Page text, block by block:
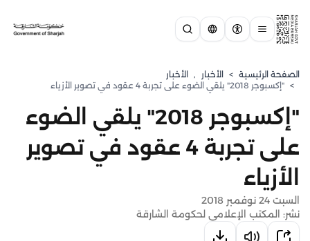
الصفحة الرئيسية > الأخبار , الأخبار
> "إكسبوجر 2018" يلقي الضوء على تجربة 4 عقود في تصوير الأزياء
"إكسبوجر 2018" يلقي الضوء
على تجربة 4 عقود في تصوير
الأزياء
السبت 24 نوفمبر 2018
نشر: المكتب الإعلامي لحكومة الشارقة